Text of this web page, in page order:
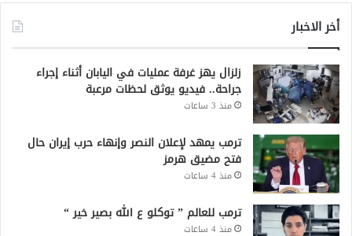
أخر الاخبار
زلزال يهز غرفة عمليات في اليابان أثناء إجراء
جراحة.. فيديو يوثق لحظات مرعبة
منذ 3 ساعات
ترمب يمهد لإعلان النصر وإنهاء حرب إيران حال
فتح مضيق هرمز
منذ 4 ساعات
ترمب للعالم ” توكلو ع الله بصير خير “
منذ 4 ساعات